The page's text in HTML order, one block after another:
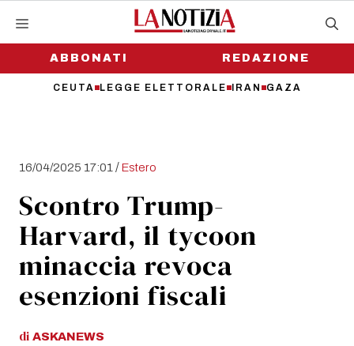
contenutoABBONATI
CEUTA LEGGE ELETTORALE IRAN GAZA
REDAZIONE
16/04/2025 17:01 /Estero
Scontro Trump-
Harvard, il tycoon
minaccia revoca
esenzioni fiscali
di ASKANEWS